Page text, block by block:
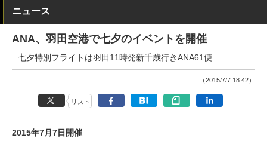
ニュース
ANA、羽田空港で七夕のイベントを開催
七夕特別フライトは羽田11時発新千歳行きANA61便
（2015/7/7 18:42）
リスト
2015年7月7日開催